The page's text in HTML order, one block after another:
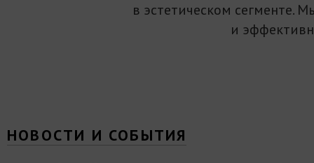
в эстетическом сегменте.
и
НОВОСТИ И СОБЫТИЯ